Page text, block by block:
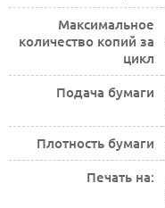
Максимальное
количество копий за
цикл
Подача бумаги
Плотность бумаги
Печать на: